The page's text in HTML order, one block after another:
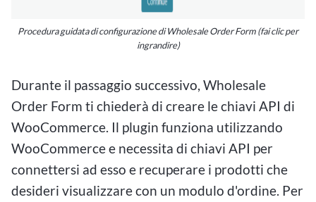
Procedura guidata di configurazione di Wholesale Order Form (fai clic per
ingrandire)
Durante il passaggio successivo, Wholesale
Order Form ti chiederà di creare le chiavi API di
WooCommerce. Il plugin funziona utilizzando
WooCommerce e necessita di chiavi API per
connettersi ad esso e recuperare i prodotti che
desideri visualizzare con un modulo d'ordine. Per